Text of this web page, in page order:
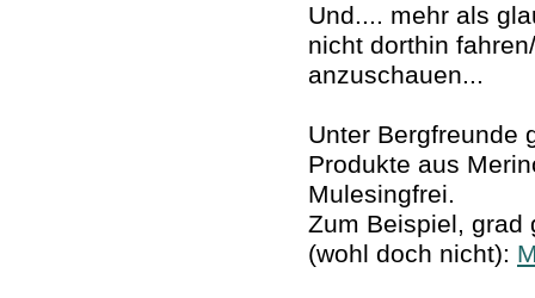
Und.... mehr als
nicht dorthin
anzuschauen...
Unter Bergfreunde
Produkte aus
Mulesingfrei.
Zum Beispiel, grad
(wohl doch nicht):